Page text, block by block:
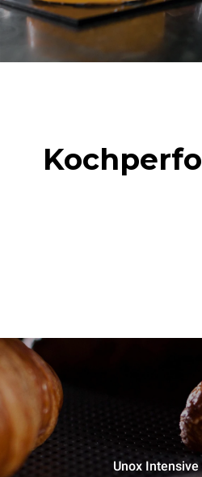
Unox Intensive